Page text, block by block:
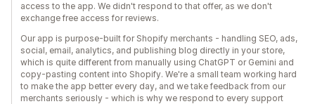
access to the app. We didn't respond to that offer, as we don't
exchange free access for reviews.
Our app is purpose-built for Shopify merchants - handling SEO, ads,
social, email, analytics, and publishing blog directly in your store,
which is quite different from manually using ChatGPT or Gemini and
copy-pasting content into Shopify. We're a small team working hard
to make the app better every day, and we take feedback from our
merchants seriously - which is why we respond to every support